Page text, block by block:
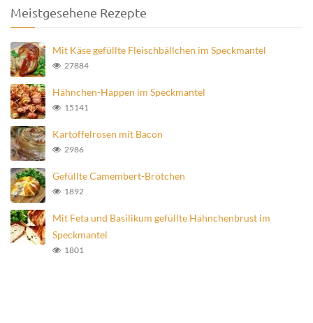
Meistgesehene Rezepte
Mit Käse gefüllte Fleischbällchen im Speckmantel
27884
Hähnchen-Happen im Speckmantel
15141
Kartoffelrosen mit Bacon
2986
Gefüllte Camembert-Brötchen
1892
Mit Feta und Basilikum gefüllte Hähnchenbrust im
Speckmantel
1801